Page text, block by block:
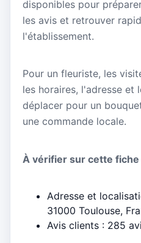
disponibles pour
les avis et retrouver
l'établissement.
Pour un fleuriste, les
les horaires, l'adresse et
déplacer pour un
une commande locale.
À vérifier sur cette fiche
Adresse et
31000 Toulouse,
Avis clients : 285